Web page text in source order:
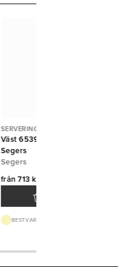
SERVERINGSKLÄDER ÖVRIGT
Väst 6539 Unisex fodrad Svart
Segers
Segers
från713 kr/st
BEST.VARA 1-2V